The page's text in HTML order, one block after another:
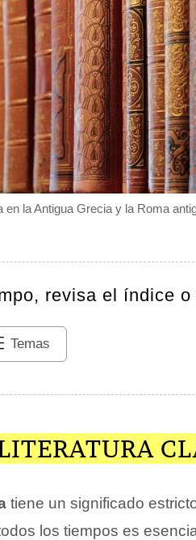
en la Antigua Grecia y la Roma
revisa el índice
Temas
tiene un significado
los tiempos es